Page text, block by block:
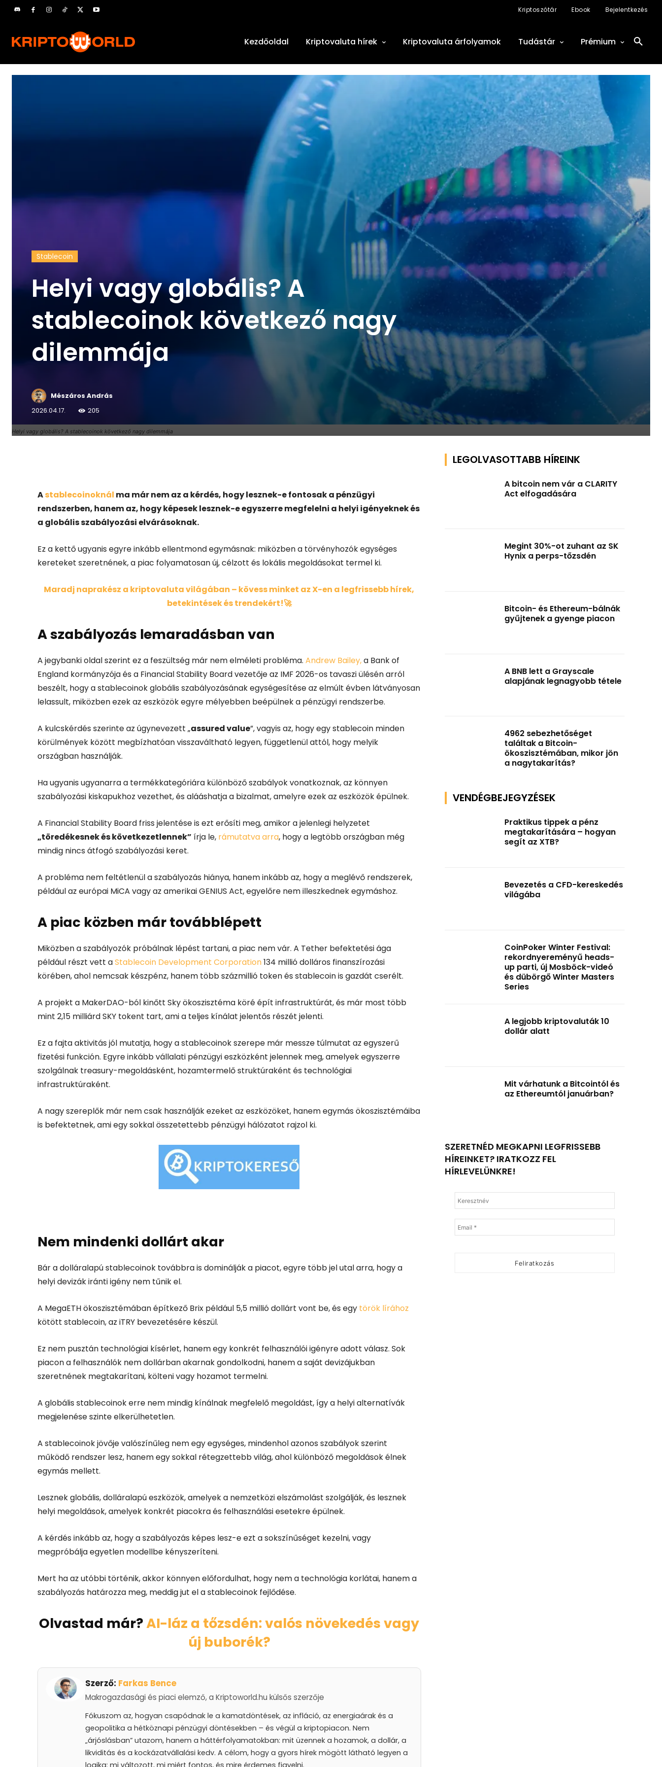
Kriptoszótár Ebook Bejelentkezés
Kezdőoldal Kriptovaluta hírek Kriptovaluta árfolyamok Tudástár Prémium
Helyi vagy globális? A stablecoinok következő nagy dilemmája
Stablecoin
Helyi vagy globális? A
stablecoinok következő nagy
dilemmája
Mészáros András
2026.04.17.
205
Astablecoinoknál ma már nem az a kérdés, hogy lesznek-e fontosak a pénzügyi
rendszerben, hanem az, hogy képesek lesznek-e egyszerre megfelelni a helyi igényeknek és
a globális szabályozási elvárásoknak.
Ez a kettő ugyanis egyre inkább ellentmond egymásnak: miközben a törvényhozók egységes
kereteket szeretnének, a piac folyamatosan új, célzott és lokális megoldásokat termel ki.
Maradj naprakész a kriptovaluta világában – kövess minket az X-en a legfrissebb hírek,
betekintések és trendekért!🚀
A szabályozás lemaradásban van
A jegybanki oldal szerint ez a feszültség már nem elméleti probléma. Andrew Bailey,a Bank of
England kormányzója és a Financial Stability Board vezetője az IMF 2026-os tavaszi ülésén arról
beszélt, hogy a stablecoinok globális szabályozásának egységesítése az elmúlt évben látványosan
lelassult, miközben ezek az eszközök egyre mélyebben beépülnek a pénzügyi rendszerbe.
A kulcskérdés szerinte az úgynevezett „assured value”, vagyis az, hogy egy stablecoin minden
körülmények között megbízhatóan visszaváltható legyen, függetlenül attól, hogy melyik
országban használják.
Ha ugyanis ugyanarra a termékkategóriára különböző szabályok vonatkoznak, az könnyen
szabályozási kiskapukhoz vezethet, és alááshatja a bizalmat, amelyre ezek az eszközök épülnek.
A Financial Stability Board friss jelentése is ezt erősíti meg, amikor a jelenlegi helyzetet
„töredékesnek és következetlennek” írja le, rámutatva arra, hogy a legtöbb országban még
mindig nincs átfogó szabályozási keret.
A probléma nem feltétlenül a szabályozás hiánya, hanem inkább az, hogy a meglévő rendszerek,
például az európai MiCA vagy az amerikai GENIUS Act, egyelőre nem illeszkednek egymáshoz.
A piac közben már továbblépett
Miközben a szabályozók próbálnak lépést tartani, a piac nem vár. A Tether befektetési ága
például részt vett aStablecoin Development Corporation134 millió dolláros finanszírozási
körében, ahol nemcsak készpénz, hanem több százmillió token és stablecoin is gazdát cserélt.
A projekt a MakerDAO-ból kinőtt Sky ökoszisztéma köré épít infrastruktúrát, és már most több
mint 2,15 milliárd SKY tokent tart, ami a teljes kínálat jelentős részét jelenti.
Ez a fajta aktivitás jól mutatja, hogy a stablecoinok szerepe már messze túlmutat az egyszerű
fizetési funkción. Egyre inkább vállalati pénzügyi eszközként jelennek meg, amelyek egyszerre
szolgálnak treasury-megoldásként, hozamtermelő struktúraként és technológiai
infrastruktúraként.
A nagy szereplők már nem csak használják ezeket az eszközöket, hanem egymás ökoszisztémáiba
is befektetnek, ami egy sokkal összetettebb pénzügyi hálózatot rajzol ki.
Nem mindenki dollárt akar
Bár a dolláralapú stablecoinok továbbra is dominálják a piacot, egyre több jel utal arra, hogy a
helyi devizák iránti igény nem tűnik el.
A MegaETH ökoszisztémában építkező Brix például 5,5 millió dollárt vont be, és egy török lírához
kötött stablecoin, az iTRY bevezetésére készül.
Ez nem pusztán technológiai kísérlet, hanem egy konkrét felhasználói igényre adott válasz. Sok
piacon a felhasználók nem dollárban akarnak gondolkodni, hanem a saját devizájukban
szeretnének megtakarítani, költeni vagy hozamot termelni.
A globális stablecoinok erre nem mindig kínálnak megfelelő megoldást, így a helyi alternatívák
megjelenése szinte elkerülhetetlen.
A stablecoinok jövője valószínűleg nem egy egységes, mindenhol azonos szabályok szerint
működő rendszer lesz, hanem egy sokkal rétegzettebb világ, ahol különböző megoldások élnek
egymás mellett.
Lesznek globális, dolláralapú eszközök, amelyek a nemzetközi elszámolást szolgálják, és lesznek
helyi megoldások, amelyek konkrét piacokra és felhasználási esetekre épülnek.
A kérdés inkább az, hogy a szabályozás képes lesz-e ezt a sokszínűséget kezelni, vagy
megpróbálja egyetlen modellbe kényszeríteni.
Mert ha az utóbbi történik, akkor könnyen előfordulhat, hogy nem a technológia korlátai, hanem a
szabályozás határozza meg, meddig jut el a stablecoinok fejlődése.
Olvastad már?AI-láz a tőzsdén: valós növekedés vagy
új buborék?
Szerző: Farkas Bence
Makrogazdasági és piaci elemző, a Kriptoworld.hu külsős szerzője
Fókuszom az, hogyan csapódnak le a kamatdöntések, az infláció, az energiaárak és a
geopolitika a hétköznapi pénzügyi döntésekben – és végül a kriptopiacon. Nem
„árjóslásban” utazom, hanem a háttérfolyamatokban: mit üzennek a hozamok, a dollár, a
likviditás és a kockázatvállalási kedv. A célom, hogy a gyors hírek mögött látható legyen a
LEGOLVASOTTABB HÍREINK
A bitcoin nem vár a CLARITY
Act elfogadására
Megint 30%-ot zuhant az SK
Hynix a perps-tőzsdén
Bitcoin- és Ethereum-bálnák
gyűjtenek a gyenge piacon
A BNB lett a Grayscale
alapjának legnagyobb tétele
4962 sebezhetőséget
találtak a Bitcoin-
ökoszisztémában, mikor jön
a nagytakarítás?
VENDÉGBEJEGYZÉSEK
Praktikus tippek a pénz
megtakarítására – hogyan
segít az XTB?
Bevezetés a CFD-kereskedés
világába
CoinPoker Winter Festival:
rekordnyereményű heads-
up parti, új Mosböck-videó
és dübörgő Winter Masters
Series
A legjobb kriptovaluták 10
dollár alatt
Mit várhatunk a Bitcointól és
az Ethereumtól januárban?
SZERETNÉD MEGKAPNI LEGFRISSEBB
HÍREINKET? IRATKOZZ FEL
HÍRLEVELÜNKRE!